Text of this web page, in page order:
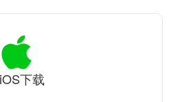
iOS下载